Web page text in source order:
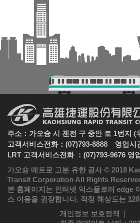
주소：가오슝 시 첸전 구 중안 로 1번지 (
고객서비스전화：(07)793-8888 영업시
LRT 고객서비스전화 ：(07)793-9676 영
가오슝 메트로 고분 유한 공사 © 2018
Transit Corporation All Rights
본 홈페이지는 인터넷 익스플로러 edge
스 이용을 권장합니다. 적정 해상도는
개인정보 보호정책